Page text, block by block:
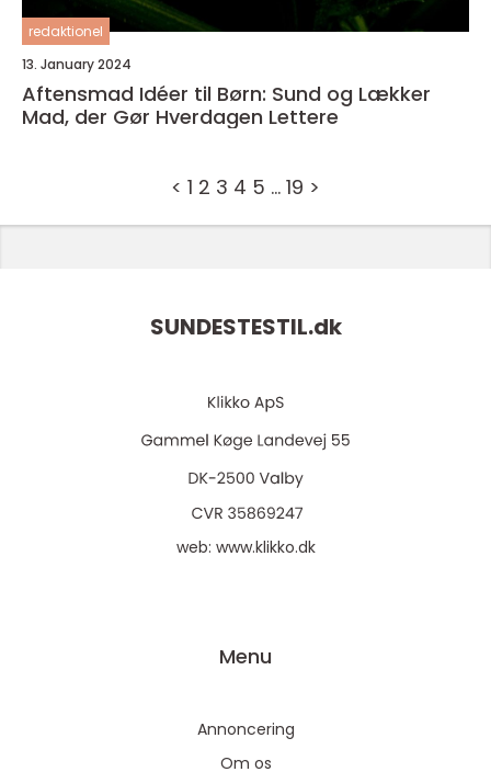
redaktionel
13. January 2024
Aftensmad Idéer til Børn: Sund og Lækker
Mad, der Gør Hverdagen Lettere
< 1 2 3 4 5 … 19 >
SUNDESTESTIL.dk
web: www.klikko.dk
Menu
Annoncering
Om os